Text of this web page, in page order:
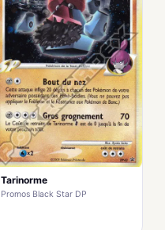
Tarinorme
Promos Black Star DP